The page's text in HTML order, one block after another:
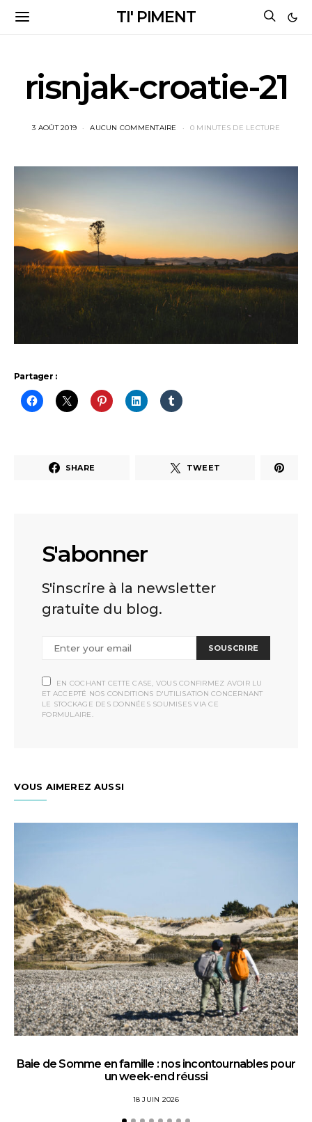
TI' PIMENT
risnjak-croatie-21
3 AOÛT 2019 AUCUN COMMENTAIRE 0 MINUTES DE LECTURE
Partager :
SHARE TWEET
S'abonner
S'inscrire à la newsletter
gratuite du blog.
SOUSCRIRE
EN COCHANT CETTE CASE, VOUS CONFIRMEZ AVOIR LU
ET ACCEPTÉ NOS CONDITIONS D'UTILISATION CONCERNANT
LE STOCKAGE DES DONNÉES SOUMISES VIA CE
FORMULAIRE.
VOUS AIMEREZ AUSSI
Baie de Somme en famille : nos incontournables pour
un week-end réussi
18 JUIN 2026